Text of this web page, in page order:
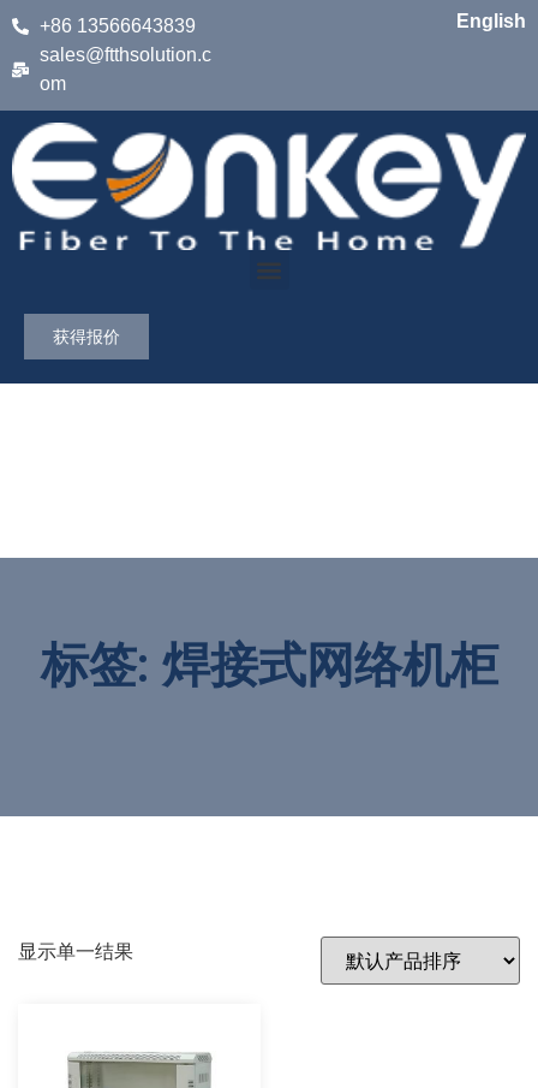
+86 13566643839
sales@ftthsolution.c
om
English
获得报价
标签: 焊接式网络机柜
显示单一结果